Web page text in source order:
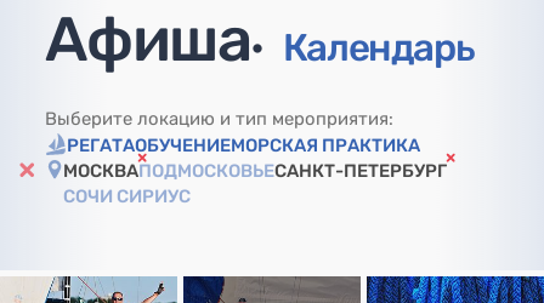
Афиша• Календарь
Выберите локацию и тип мероприятия:
РЕГАТАОБУЧЕНИЕМОРСКАЯ ПРАКТИКА
МОСКВАПОДМОСКОВЬЕСАНКТ-ПЕТЕРБУРГ
СОЧИ СИРИУС